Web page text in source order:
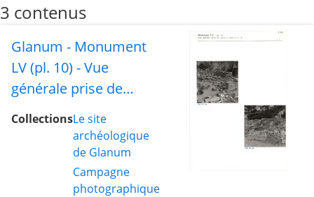
3 contenus
Glanum - Monument
LV (pl. 10) - Vue
générale prise de
l'ouest, et blocs 73 et
CollectionsLe site
archéologique
de Glanum
Campagne
photographique